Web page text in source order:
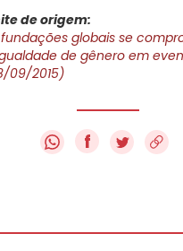
de origem:
fundações globais se
de gênero em
09/2015)
f